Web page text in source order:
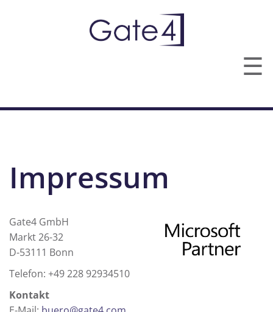
☰
TECHNOLOGIEN
KONTAKT
Impressum
Gate4 GmbH
Markt 26-32
D-53111 Bonn
Telefon: +49 228 92934510
Kontakt